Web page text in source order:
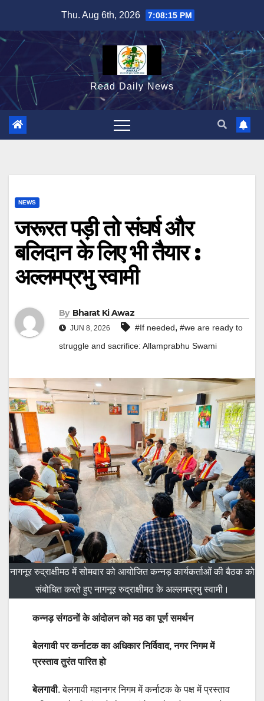
content
Thu. Aug 6th, 2026 7:08:16 PM
Read Daily News
NEWS
जरूरत पड़ी तो संघर्ष और
बलिदान के लिए भी तैयार :
अल्लमप्रभु स्वामी
By Bharat Ki Awaz
JUN 8, 2026 #If needed, #we are ready to
struggle and sacrifice: Allamprabhu Swami
नागनूर रुद्राक्षीमठ में सोमवार को आयोजित कन्नड़ कार्यकर्ताओं की बैठक को
संबोधित करते हुए नागनूर रुद्राक्षीमठ के अल्लमप्रभु स्वामी।
कन्नड़ संगठनों के आंदोलन को मठ का पूर्ण समर्थन
बेलगावी पर कर्नाटक का अधिकार निर्विवाद, नगर निगम में
प्रस्ताव तुरंत पारित हो
बेलगावी. बेलगावी महानगर निगम में कर्नाटक के पक्ष में प्रस्ताव